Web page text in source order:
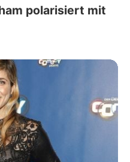
polarisiert mit